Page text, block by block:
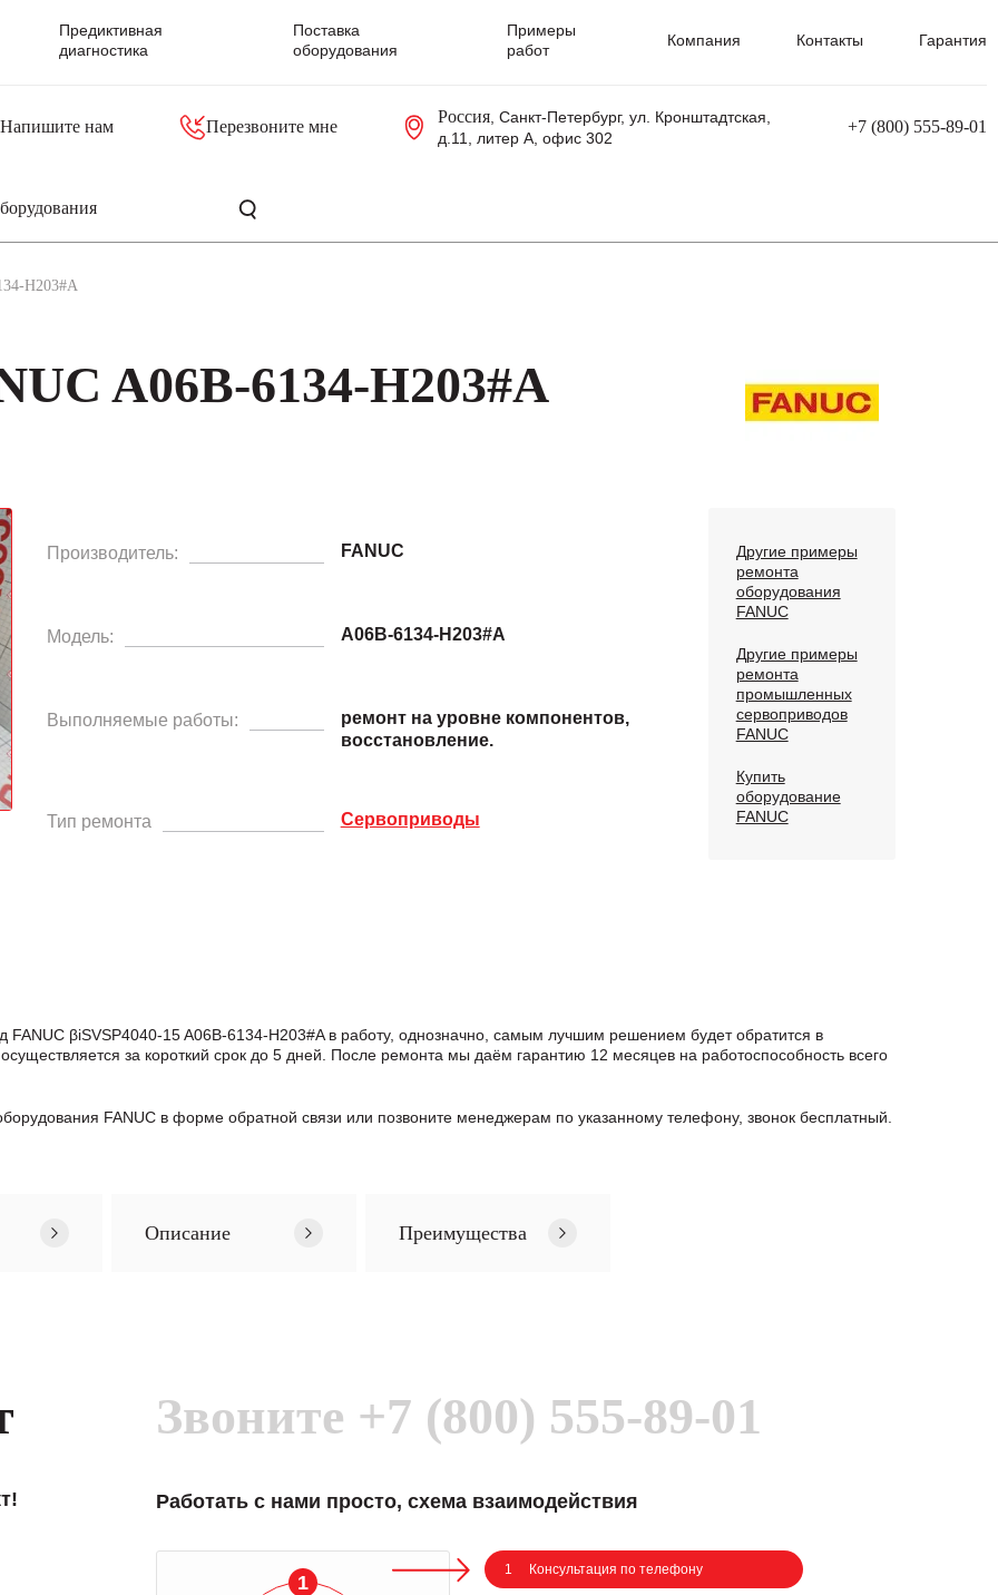
Предиктивная
диагностика
Поставка
оборудования
Примеры
работ
Компания Контакты Гарантия
Напишите нам Перезвоните мне
Россия, Санкт-Петербург, ул. Кронштадтская,
д.11, литер А, офис 302
+7 (800) 555-89-01
H203#A
A06B-6134-H203#A
Производитель: FANUC
Модель: A06B-6134-H203#A
Выполняемые работы:
ремонт на уровне компонентов,
восстановление.
Тип ремонта Сервоприводы
Другие примеры
ремонта
оборудования
FANUC
Другие примеры
ремонта
промышленных
сервоприводов
FANUC
Купить
оборудование
FANUC
FANUC βiSVSP4040-15 A06B-6134-H203#A в работу, однозначно, самым лучшим решением будет обратится в
за короткий срок до 5 дней. После ремонта мы даём гарантию 12 месяцев на работоспособность всего
FANUC в формe обратной связи или позвоните менеджерам по указанному телефону, звонок бесплатный.
Описание Преимущества
Звоните +7 (800) 555-89-01
Работать с нами просто, схема взаимодействия
1
1 Консультация по телефону